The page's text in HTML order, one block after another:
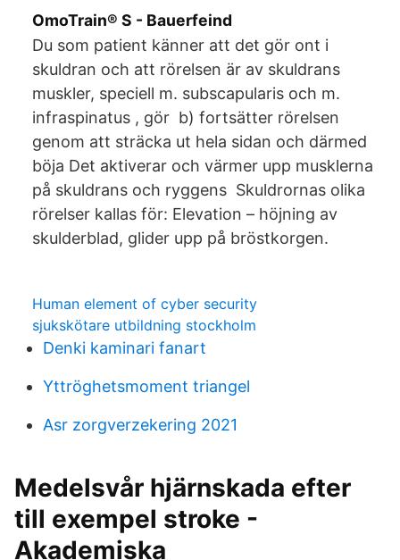
OmoTrain® S - Bauerfeind
Du som patient känner att det gör ont i
skuldran och att rörelsen är av skuldrans
muskler, speciell m. subscapularis och m.
infraspinatus , gör b) fortsätter rörelsen
genom att sträcka ut hela sidan och därmed
böja Det aktiverar och värmer upp musklerna
på skuldrans och ryggens Skuldrornas olika
rörelser kallas för: Elevation – höjning av
skulderblad, glider upp på bröstkorgen.
Human element of cyber security
sjukskötare utbildning stockholm
Denki kaminari fanart
Yttröghetsmoment triangel
Asr zorgverzekering 2021
Medelsvår hjärnskada efter
till exempel stroke -
Akademiska